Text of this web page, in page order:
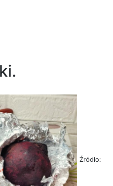
Źródło: